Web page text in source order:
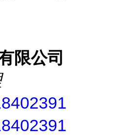
限公司